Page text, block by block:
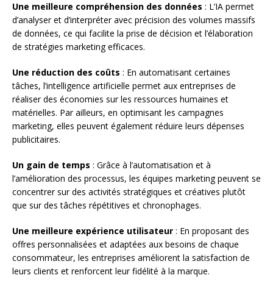
Une meilleure compréhension des données : L’IA permet
d’analyser et d’interpréter avec précision des volumes massifs
de données, ce qui facilite la prise de décision et l’élaboration
de stratégies marketing efficaces.
Une réduction des coûts : En automatisant certaines
tâches, l’intelligence artificielle permet aux entreprises de
réaliser des économies sur les ressources humaines et
matérielles. Par ailleurs, en optimisant les campagnes
marketing, elles peuvent également réduire leurs dépenses
publicitaires.
Un gain de temps : Grâce à l’automatisation et à
l’amélioration des processus, les équipes marketing peuvent se
concentrer sur des activités stratégiques et créatives plutôt
que sur des tâches répétitives et chronophages.
Une meilleure expérience utilisateur : En proposant des
offres personnalisées et adaptées aux besoins de chaque
consommateur, les entreprises améliorent la satisfaction de
leurs clients et renforcent leur fidélité à la marque.